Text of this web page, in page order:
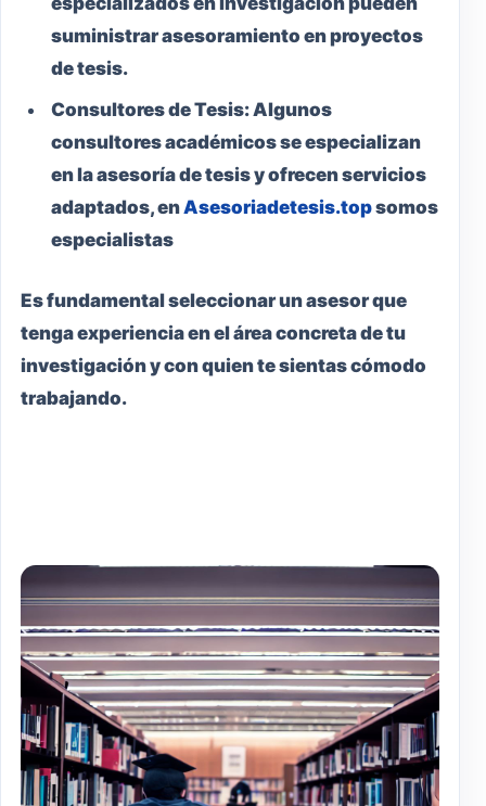
suministrar asesoramiento en proyectos
de tesis.
Consultores de Tesis:Algunos
consultores académicos se especializan
en la asesoría de tesis y ofrecen servicios
adaptados, enAsesoriadetesis.topsomos
especialistas
Es fundamental seleccionar un asesor que
tenga experiencia en el área concreta de tu
investigación y con quien te sientas cómodo
trabajando.